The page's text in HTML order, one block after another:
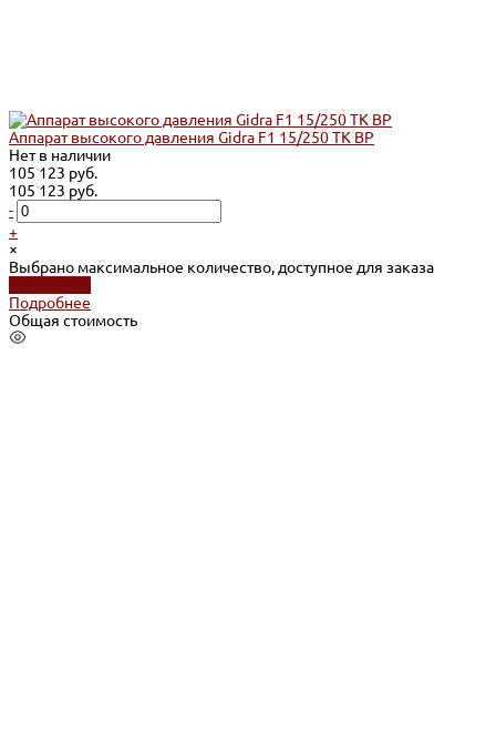
Аппарат высокого давления Gidra F1 15/250 TK BP
Нет в наличии
105 123 руб.
105 123 руб.
-
+
×
Выбрано максимальное количество, доступное для заказа
Подробнее
Общая стоимость